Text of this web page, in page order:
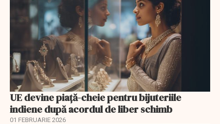
UE devine piață-cheie pentru bijuteriile
indiene după acordul de liber schimb
01 FEBRUARIE 2026